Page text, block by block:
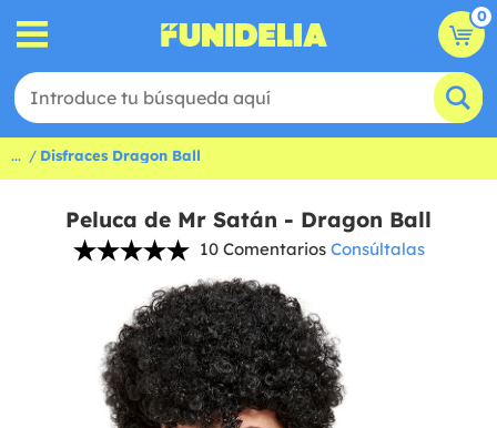
0
... Disfraces Dragon Ball
Peluca de Mr Satán - Dragon Ball
10 Comentarios Consúltalas